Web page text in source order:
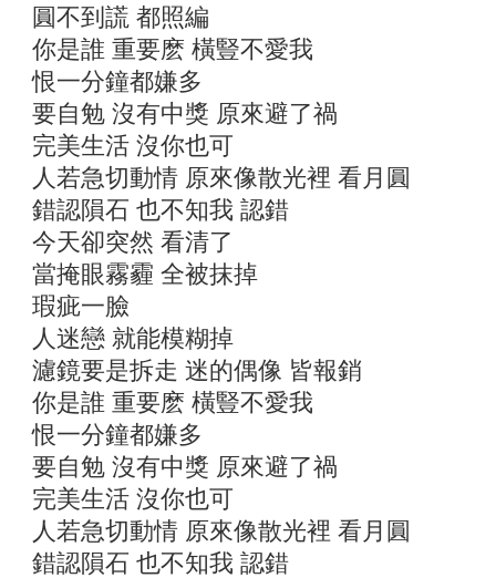
圓不到謊 都照編
你是誰 重要麽 橫豎不愛我
恨一分鐘都嫌多
要自勉 沒有中獎 原來避了禍
完美生活 沒你也可
人若急切動情 原來像散光裡 看月圓
錯認隕石 也不知我 認錯
今天卻突然 看清了
當掩眼霧霾 全被抹掉
瑕疵一臉
人迷戀 就能模糊掉
濾鏡要是拆走 迷的偶像 皆報銷
你是誰 重要麽 橫豎不愛我
恨一分鐘都嫌多
要自勉 沒有中獎 原來避了禍
完美生活 沒你也可
人若急切動情 原來像散光裡 看月圓
錯認隕石 也不知我 認錯